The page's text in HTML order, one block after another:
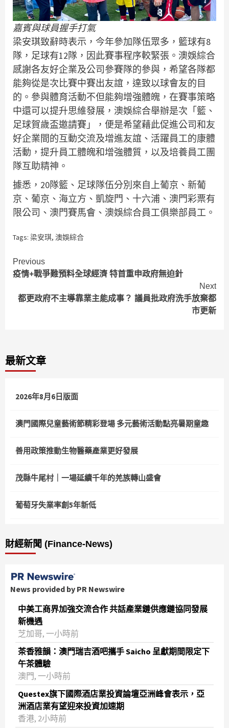
嘉賓與球員握手打氣
梁安琪致辭時表示，今年參加隊伍眾多，籃球有8
隊，足球有12隊，因此賽事程序較緊張。澳娛綜合
感謝各友好企業及公司參賽隊的參與，希望各隊都
能夠從是次比賽中賽出友誼，達致以球會友的目
的。參與體育活動不但能夠增強體魄，在賽事策略
中還可以提升思維發展，澳娛綜合舉辦是次「籃、
足球賀歲盃邀請賽」，便是希望藉此促進公司和友
好企業間的互動交流及增進友誼、活躍員工的康體
活動，提升員工體魄和增強體質，以及培養員工團
隊互助精神。
據悉，20隊籃、足球隊伍分別來自上葡京、新葡
京、葡京、海立方、凱旋門、十六浦、澳門彩票有
限公司、澳門賽馬會、澳娛綜合員工俱樂部員工。
Tags: 梁安琪, 澳娛綜合
Continue
Reading
Previous
疫情+戰爭難預料全球經濟 特首重申政府無迫針
Next
都更政府不主導靠業主能成事？ 議員批政府洗手放棄都
市更新
最新文章
2026年8月6日版面
澳門國際兒童藝術節精彩登場 多元藝術活動點亮暑期童趣
善用政策推動生物醫藥產業更好發展
茂縣牛尾村｜一場延續千年的羌族轉山盛會
葡萄牙失業率創5年新低
財經新聞 (Finance-News)
News provided by PR Newswire
中美工商界加強交流合作 共話產業鏈供應鏈協同發展
新機遇
芝加哥, 一小時前
茶香雅韻：澳門瑞吉酒吧攜手 Saicho 呈獻期間限定下
午茶體驗
澳門, 一小時前
Questex旗下國際酒店業投資論壇亞洲峰會表示，亞
洲酒店業有望迎來投資加速期
香港, 2小時前